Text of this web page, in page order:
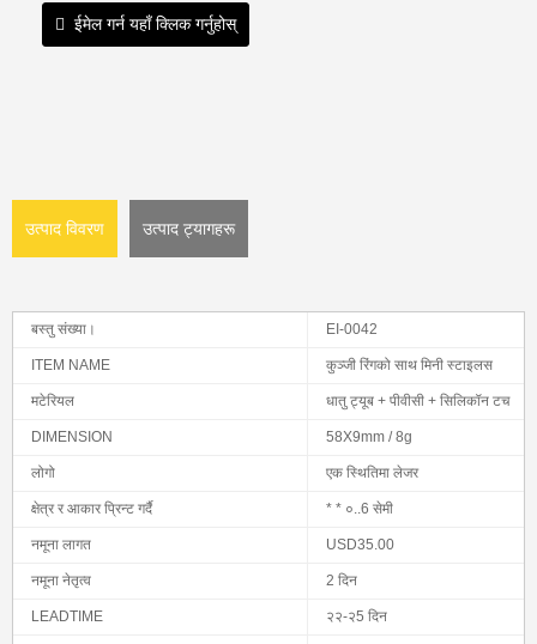
ईमेल गर्न यहाँ क्लिक गर्नुहोस्
उत्पाद विवरण उत्पाद ट्यागहरू
बस्तु संख्या। EI-0042
ITEM NAME कुञ्जी रिंगको साथ मिनी स्टाइलस
मटेरियल धातु ट्यूब + पीवीसी + सिलिकॉन टच
DIMENSION 58X9mm / 8g
लोगो एक स्थितिमा लेजर
क्षेत्र र आकार प्रिन्ट गर्दै * * ०..6 सेमी
नमूना लागत USD35.00
नमूना नेतृत्व 2 दिन
LEADTIME २२-२5 दिन